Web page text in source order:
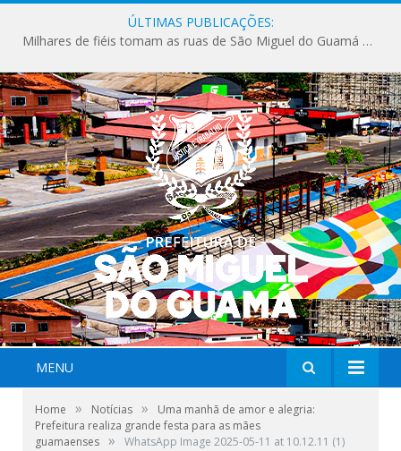
ÚLTIMAS PUBLICAÇÕES:
Milhares de fiéis tomam as ruas de São Miguel do Guamá em uma grande celebração de fé na Marcha para Jesus 2026.
MENU
Home » Notícias »
Uma manhã de amor e alegria:
Prefeitura realiza grande festa para as mães
guamaenses » WhatsApp Image 2025-05-11 at 10.12.11 (1)